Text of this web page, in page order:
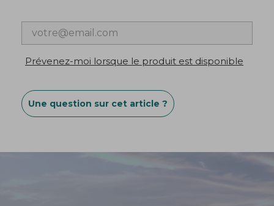
Prévenez-moi lorsque le produit est disponible
Une question sur cet article ?